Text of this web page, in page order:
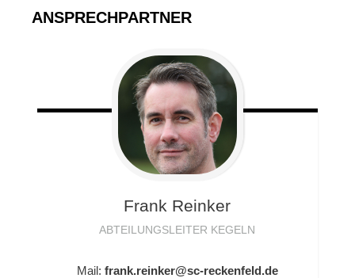
ANSPRECHPARTNER
Frank Reinker
ABTEILUNGSLEITER KEGELN
Mail: frank.reinker@sc-reckenfeld.de